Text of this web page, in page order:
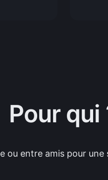
Pour qui
ou entre amis pour